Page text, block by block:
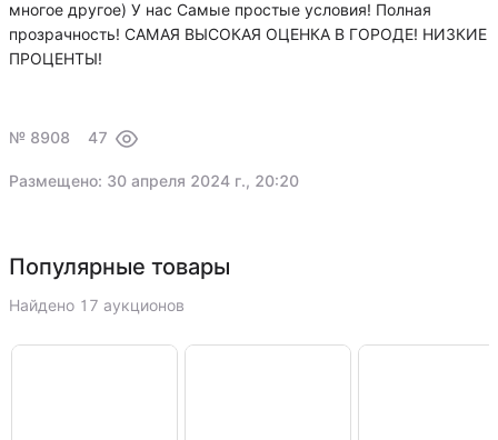
многое другое) У нас Самые простые условия! Полная
прозрачность! САМАЯ ВЫСОКАЯ ОЦЕНКА В ГОРОДЕ! НИЗКИЕ
ПРОЦЕНТЫ!
№ 8908 47
Размещено: 30 апреля 2024 г., 20:20
Популярные товары
Найдено 17 аукционов